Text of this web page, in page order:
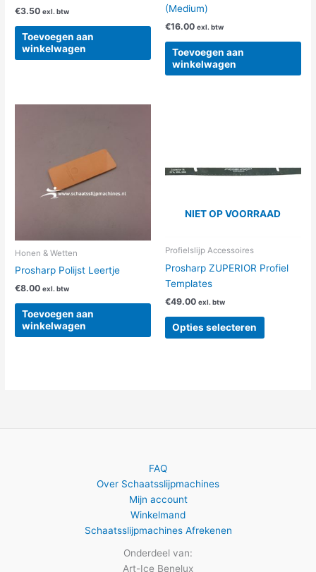
€3.50 exl. btw
Toevoegen aan
winkelwagen
(Medium)
€16.00 exl. btw
Toevoegen aan
winkelwagen
Honen & Wetten
Prosharp Polijst Leertje
€8.00 exl. btw
Toevoegen aan
winkelwagen
NIET OP VOORRAAD
Profielslijp Accessoires
Prosharp ZUPERIOR Profiel
Templates
€49.00 exl. btw
Opties selecteren
variaties.
kan
op
FAQ
Over Schaatsslijpmachines
Mijn account
Winkelmand
Schaatsslijpmachines Afrekenen
Onderdeel van:
Art-Ice Benelux